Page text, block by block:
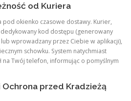
od Kuriera
pod okienko czasowe dostawy. Kurier,
kod dostępu (generowany
wprowadzany przez Ciebie w aplikacji),
schowku. System natychmiast
na Twój telefon, informując o pomyślnym
przed Kradzieżą